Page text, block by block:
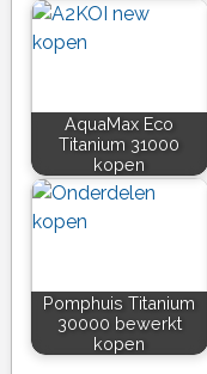
AquaMax Eco
Titanium 31000
kopen
Pomphuis Titanium
30000 bewerkt
kopen